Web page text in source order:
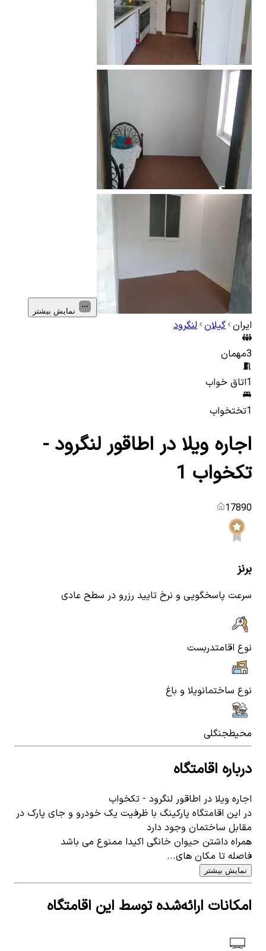
نمایش بیشتر
ایران گیلان لنگرود
3مهمان
1اتاق خواب
1تختخواب
اجاره ویلا در اطاقور لنگرود -
تکخواب 1
17890
برنز
سرعت پاسخگویی و نرخ تایید رزرو در سطح عادی
نوع اقامتدربست
نوع ساختمانویلا و باغ
محیطجنگلی
درباره اقامتگاه
اجاره ویلا در اطاقور لنگرود - تکخواب
در این اقامتگاه پارکینگ با ظرفیت یک خودرو و جای پارک در
مقابل ساختمان وجود دارد
همراه داشتن حیوان خانگی اکیدا ممنوع می باشد
فاصله تا مکان های...
نمایش بیشتر
امکانات ارائه‌شده توسط این اقامتگاه